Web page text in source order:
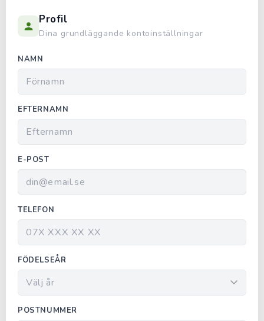
Profil
Dina grundläggande kontoinställningar
NAMN
EFTERNAMN
E-POST
TELEFON
FÖDELSEÅR
POSTNUMMER